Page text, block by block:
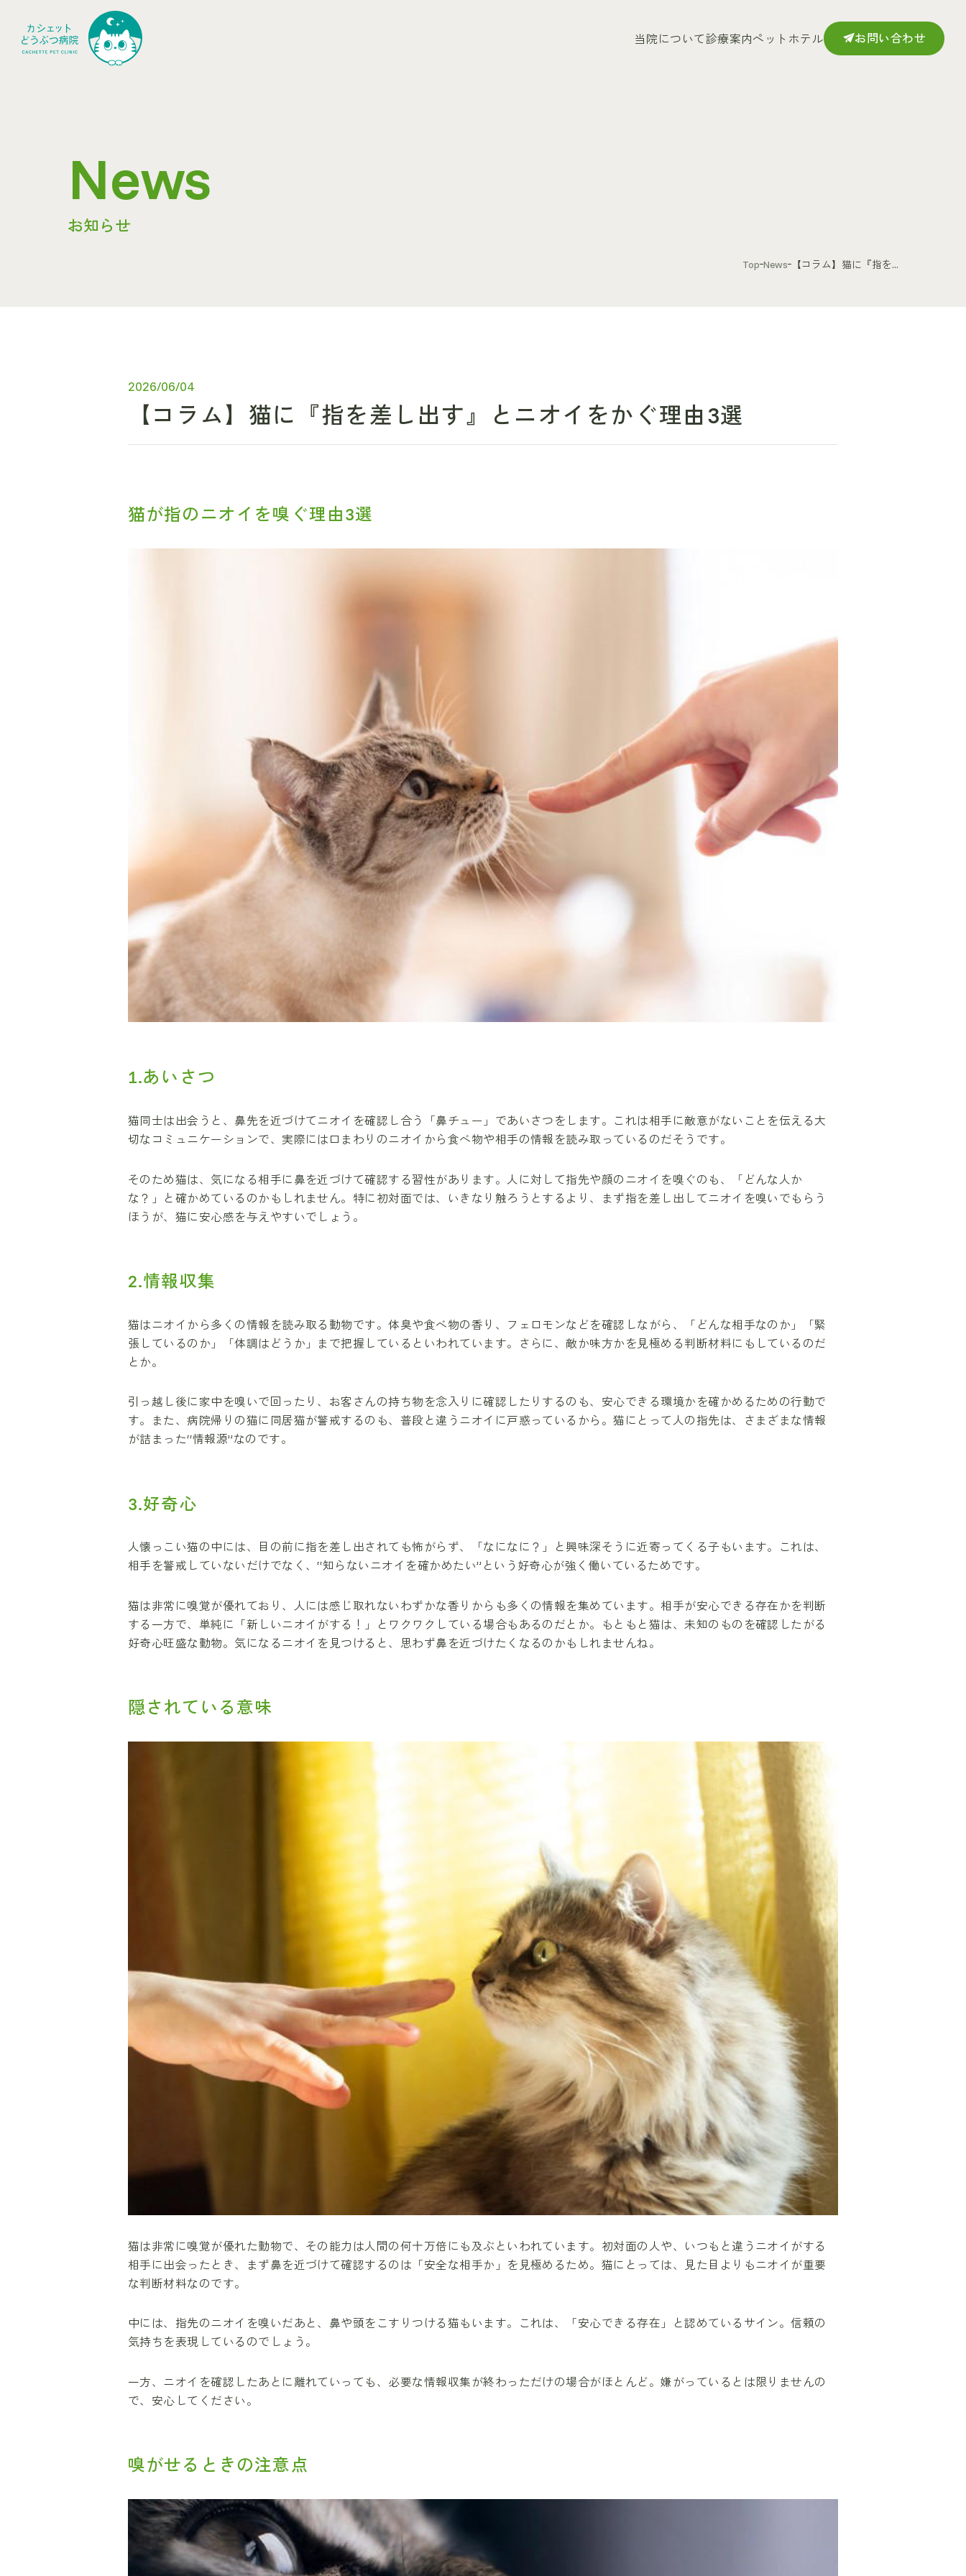
当院について診療案内ペットホテル お問い合わせ
News
お知らせ
Top News 【コラム】猫に『指を...
2026/06/04
【コラム】猫に『指を差し出す』とニオイをかぐ理由3選
猫が指のニオイを嗅ぐ理由3選
1.あいさつ
猫同士は出会うと、鼻先を近づけてニオイを確認し合う「鼻チュー」であいさつをします。これは相手に敵意がないことを伝える大
切なコミュニケーションで、実際には口まわりのニオイから食べ物や相手の情報を読み取っているのだそうです。
そのため猫は、気になる相手に鼻を近づけて確認する習性があります。人に対して指先や顔のニオイを嗅ぐのも、「どんな人か
な？」と確かめているのかもしれません。特に初対面では、いきなり触ろうとするより、まず指を差し出してニオイを嗅いでもらう
ほうが、猫に安心感を与えやすいでしょう。
2.情報収集
猫はニオイから多くの情報を読み取る動物です。体臭や食べ物の香り、フェロモンなどを確認しながら、「どんな相手なのか」「緊
張しているのか」「体調はどうか」まで把握しているといわれています。さらに、敵か味方かを見極める判断材料にもしているのだ
とか。
引っ越し後に家中を嗅いで回ったり、お客さんの持ち物を念入りに確認したりするのも、安心できる環境かを確かめるための行動で
す。また、病院帰りの猫に同居猫が警戒するのも、普段と違うニオイに戸惑っているから。猫にとって人の指先は、さまざまな情報
が詰まった“情報源”なのです。
3.好奇心
人懐っこい猫の中には、目の前に指を差し出されても怖がらず、「なになに？」と興味深そうに近寄ってくる子もいます。これは、
相手を警戒していないだけでなく、“知らないニオイを確かめたい”という好奇心が強く働いているためです。
猫は非常に嗅覚が優れており、人には感じ取れないわずかな香りからも多くの情報を集めています。相手が安心できる存在かを判断
する一方で、単純に「新しいニオイがする！」とワクワクしている場合もあるのだとか。もともと猫は、未知のものを確認したがる
好奇心旺盛な動物。気になるニオイを見つけると、思わず鼻を近づけたくなるのかもしれませんね。
隠されている意味
猫は非常に嗅覚が優れた動物で、その能力は人間の何十万倍にも及ぶといわれています。初対面の人や、いつもと違うニオイがする
相手に出会ったとき、まず鼻を近づけて確認するのは「安全な相手か」を見極めるため。猫にとっては、見た目よりもニオイが重要
な判断材料なのです。
中には、指先のニオイを嗅いだあと、鼻や頭をこすりつける猫もいます。これは、「安心できる存在」と認めているサイン。信頼の
気持ちを表現しているのでしょう。
一方、ニオイを確認したあとに離れていっても、必要な情報収集が終わっただけの場合がほとんど。嫌がっているとは限りませんの
で、安心してください。
嗅がせるときの注意点